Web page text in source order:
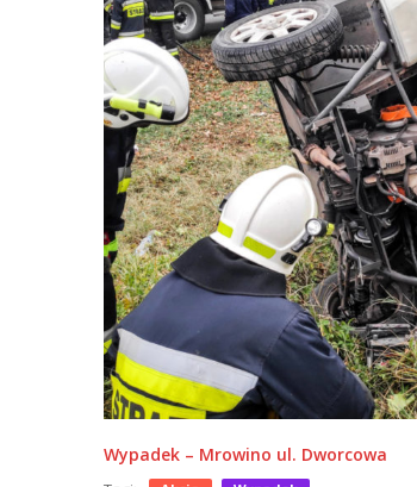
Wypadek – Mrowino ul. Dworcowa